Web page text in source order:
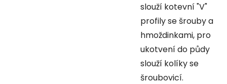
slouží kotevní "V"
profily se šrouby a
hmoždinkami, pro
ukotvení do půdy
slouží kolíky se
šroubovicí.